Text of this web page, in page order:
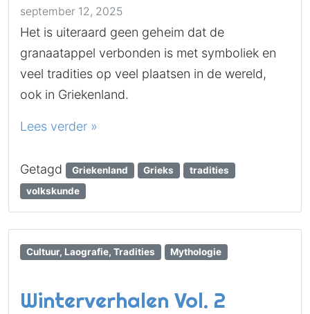
september 12, 2025
Het is uiteraard geen geheim dat de
granaatappel verbonden is met symboliek en
veel tradities op veel plaatsen in de wereld,
ook in Griekenland.
Lees verder »
Getagd Griekenland Grieks
tradities
volkskunde
Cultuur, Laografie, Tradities Mythologie
Winterverhalen Vol. 2